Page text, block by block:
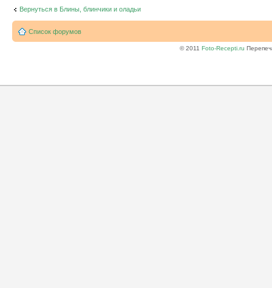
Вернуться в Блины, блинчики и оладьи
Список форумов
© 2011 Foto-Recepti.ru